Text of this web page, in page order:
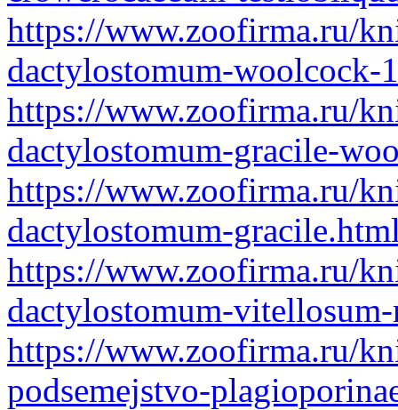
https://www.zoofirma.ru/
dactylostomum-woolcock-
https://www.zoofirma.ru/
dactylostomum-gracile-
https://www.zoofirma.ru/
dactylostomum-
https://www.zoofirma.ru/
dactylostomum-
https://www.zoofirma.ru/
podsemejstvo-